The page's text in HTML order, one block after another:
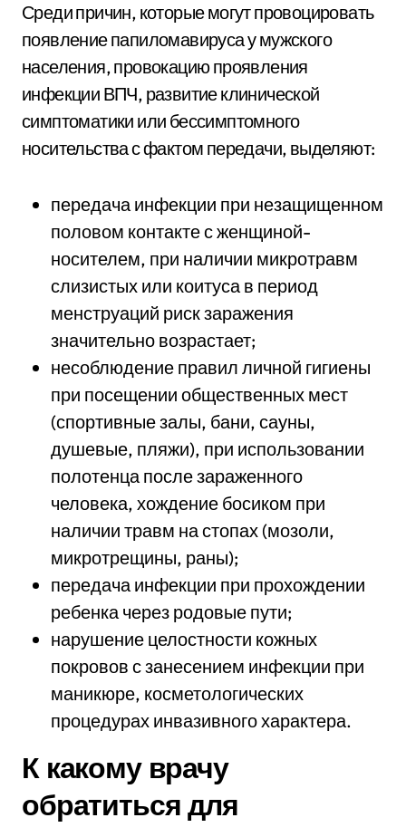
Среди причин, которые могут провоцировать
появление папиломавируса у мужского
населения, провокацию проявления
инфекции ВПЧ, развитие клинической
симптоматики или бессимптомного
носительства с фактом передачи, выделяют:
передача инфекции при незащищенном
половом контакте с женщиной-
носителем, при наличии микротравм
слизистых или коитуса в период
менструаций риск заражения
значительно возрастает;
несоблюдение правил личной гигиены
при посещении общественных мест
(спортивные залы, бани, сауны,
душевые, пляжи), при использовании
полотенца после зараженного
человека, хождение босиком при
наличии травм на стопах (мозоли,
микротрещины, раны);
передача инфекции при прохождении
ребенка через родовые пути;
нарушение целостности кожных
покровов с занесением инфекции при
маникюре, косметологических
процедурах инвазивного характера.
К какому врачу
обратиться для